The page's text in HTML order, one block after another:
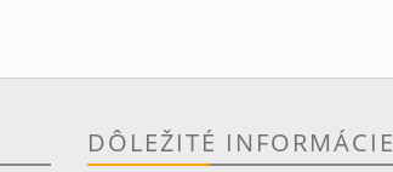
DÔLEŽITÉ INFORMÁCIE